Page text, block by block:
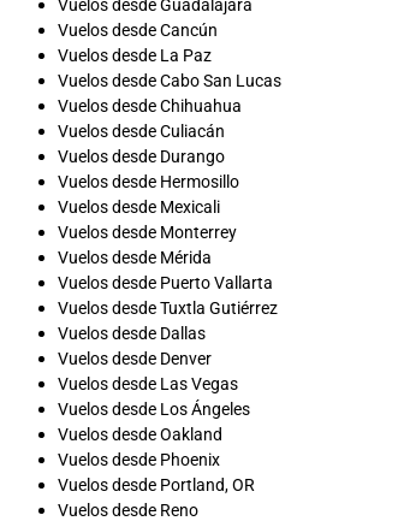
Vuelos desde Guadalajara
Vuelos desde Cancún
Vuelos desde La Paz
Vuelos desde Cabo San Lucas
Vuelos desde Chihuahua
Vuelos desde Culiacán
Vuelos desde Durango
Vuelos desde Hermosillo
Vuelos desde Mexicali
Vuelos desde Monterrey
Vuelos desde Mérida
Vuelos desde Puerto Vallarta
Vuelos desde Tuxtla Gutiérrez
Vuelos desde Dallas
Vuelos desde Denver
Vuelos desde Las Vegas
Vuelos desde Los Ángeles
Vuelos desde Oakland
Vuelos desde Phoenix
Vuelos desde Portland, OR
Vuelos desde Reno